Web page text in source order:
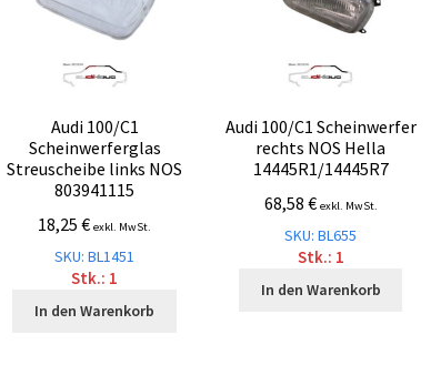
Audi 100/C1
Scheinwerferglas
Streuscheibe links NOS
803941115
18,25€ exkl. MwSt.
SKU: BL1451
Stk.: 1
In den Warenkorb
Audi 100/C1 Scheinwerfer
rechts NOS Hella
14445R1/14445R7
68,58 € exkl. MwSt.
SKU: BL655
Stk.: 1
In den Warenkorb